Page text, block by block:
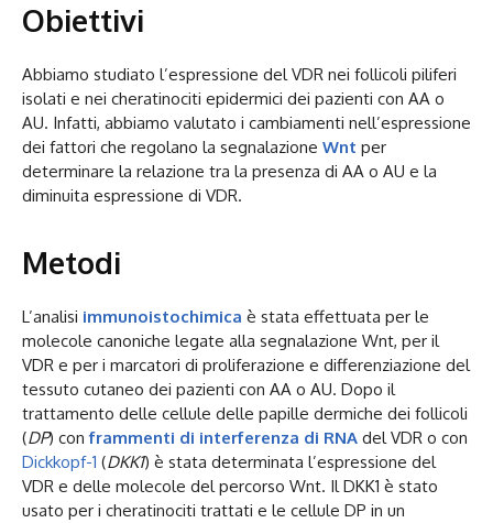
Obiettivi
Abbiamo studiato l’espressione del VDR nei follicoli piliferi
isolati e nei cheratinociti epidermici dei pazienti con AA o
AU. Infatti, abbiamo valutato i cambiamenti nell’espressione
dei fattori che regolano la segnalazione Wnt per
determinare la relazione tra la presenza di AA o AU e la
diminuita espressione di VDR.
Metodi
L’analisi immunoistochimica è stata effettuata per le
molecole canoniche legate alla segnalazione Wnt, per il
VDR e per i marcatori di proliferazione e differenziazione del
tessuto cutaneo dei pazienti con AA o AU. Dopo il
trattamento delle cellule delle papille dermiche dei follicoli
(DP) conframmenti di interferenza di RNA del VDR o con
Dickkopf-1 (DKK1) è stata determinata l’espressione del
VDR e delle molecole del percorso Wnt. Il DKK1 è stato
usato per i cheratinociti trattati e le cellule DP in un